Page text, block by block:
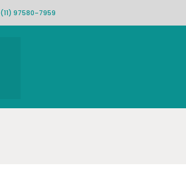
(11) 97580-7959